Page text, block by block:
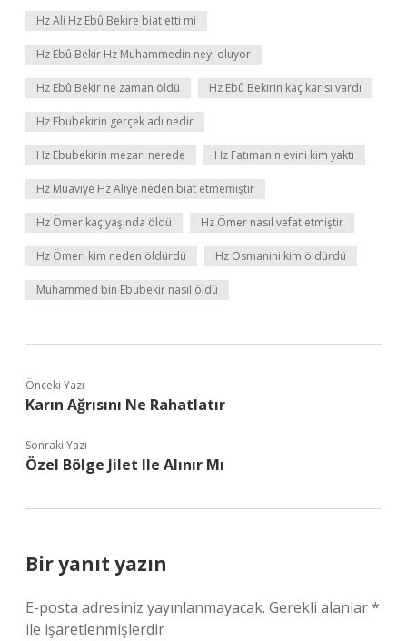
Hz Ali Hz Ebû Bekire biat etti mi
Hz Ebû Bekir Hz Muhammedin neyi oluyor
Hz Ebû Bekir ne zaman öldü Hz Ebû Bekirin kaç karısı vardı
Hz Ebubekirin gerçek adı nedir
Hz Ebubekirin mezarı nerede Hz Fatımanın evini kim yaktı
Hz Muaviye Hz Aliye neden biat etmemiştir
Hz Ömer kaç yaşında öldü Hz Ömer nasıl vefat etmiştir
Hz Ömeri kim neden öldürdü Hz Osmanini kim öldürdü
Muhammed bin Ebubekir nasıl öldü
Önceki Yazı
Karın Ağrısını Ne Rahatlatır
Sonraki Yazı
Özel Bölge Jilet Ile Alınır Mı
Bir yanıt yazın
E-posta adresiniz yayınlanmayacak. Gerekli alanlar*
ile işaretlenmişlerdir